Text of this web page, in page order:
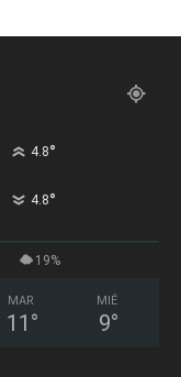
4.8°
4.8°
19%
MAR
11 °
MIÉ
9°